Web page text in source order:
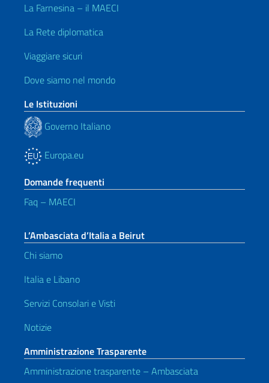
La Farnesina – il MAECI
La Rete diplomatica
Viaggiare sicuri
Dove siamo nel mondo
Le Istituzioni
Governo Italiano
Europa.eu
Domande frequenti
Faq – MAECI
L’Ambasciata d’Italia a Beirut
Chi siamo
Italia e Libano
Servizi Consolari e Visti
Notizie
Amministrazione Trasparente
Amministrazione trasparente – Ambasciata